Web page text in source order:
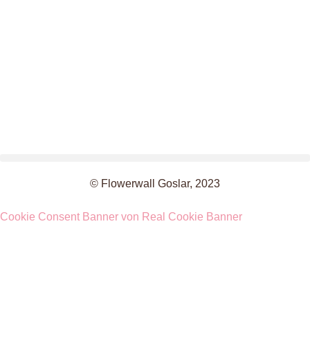
© Flowerwall Goslar, 2023
Cookie Consent Banner von Real Cookie Banner